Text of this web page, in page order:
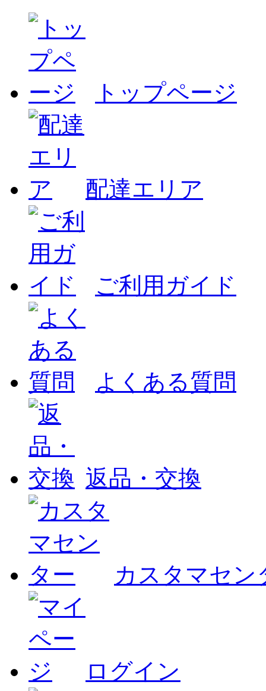
トップページ
配達エリア
ご利用ガイド
よくある質問
返品・交換
カスタマセン
ログイン